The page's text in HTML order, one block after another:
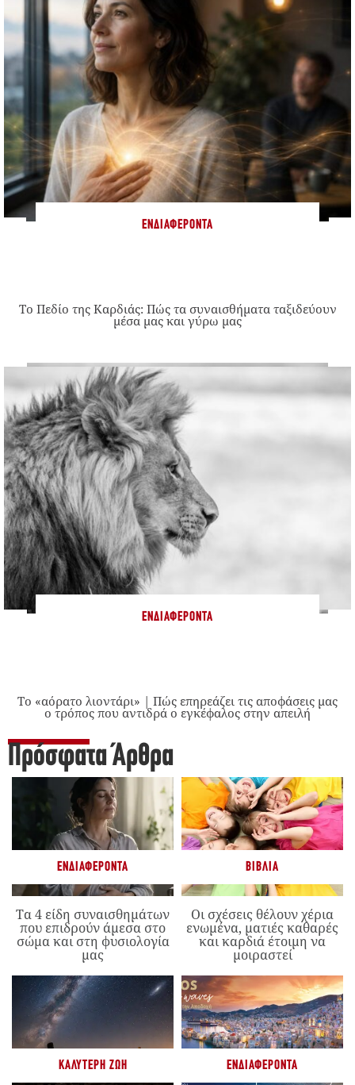
ΕΝΔΙΑΦΈΡΟΝΤΑ
Το Πεδίο της Καρδιάς: Πώς τα συναισθήματα ταξιδεύουν
μέσα μας και γύρω μας
ΕΝΔΙΑΦΈΡΟΝΤΑ
Το «αόρατο λιοντάρι» | Πώς επηρεάζει τις αποφάσεις μας
ο τρόπος που αντιδρά ο εγκέφαλος στην απειλή
Πρόσφατα Άρθρα
ΕΝΔΙΑΦΈΡΟΝΤΑ
Τα 4 είδη συναισθημάτων
που επιδρούν άμεσα στο
σώμα και στη φυσιολογία
μας
ΒΙΒΛΊΑ
Οι σχέσεις θέλουν χέρια
ενωμένα, ματιές καθαρές
και καρδιά έτοιμη να
μοιραστεί
ΚΑΛΎΤΕΡΗ ΖΩΉ ΕΝΔΙΑΦΈΡΟΝΤΑ